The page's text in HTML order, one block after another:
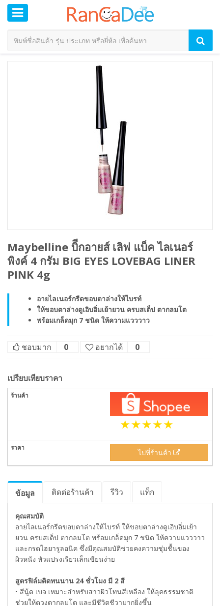
Maybelline บิีกอายส์ เลิฟ แบ็ค ไลเนอร์
พิงค์ 4 กรัม BIG EYES LOVEBAG LINER
PINK 4g
อายไลเนอร์กรีดขอบตาล่างให้ไบรท์
ให้ขอบตาล่างดูเอิบอิ่มเย้ายวน ครบสเต็ป ตากลมโต
พร้อมเกล็ดมุก 7 ชนิด ให้ความแวววาว
ชอบมาก 0 อยากได้ 0
เปรียบเทียบราคา
ไปที่ร้านค้า
ข้อมูล ติดต่อร้านค้า รีวิว แท็ก
คุณสมบัติ
อายไลเนอร์กรีดขอบตาล่างให้ไบรท์ ให้ขอบตาล่างดูเอิบอิ่มเย้า
ยวน ครบสเต็ป ตากลมโต พร้อมเกล็ดมุก 7 ชนิด ให้ความแวววาว
และกรดไฮยารูลอนิค ซึ่งมีคุณสมบัติช่วยคงความชุ่มชื้นของ
ผิวหนัง หัวแปรงเรียวเล็กเขียนง่าย
สูตรฟิล์มติดทนนาน 24 ชั่วโมง มี 2 สี
• สีนู้ด เบจ เหมาะสำหรับสาวผิวโทนสีเหลือง ให้ลุคธรรมชาติ
ช่วยให้ดวงตากลมโต และมีชีวิตชีวามากยิ่งขึ้น